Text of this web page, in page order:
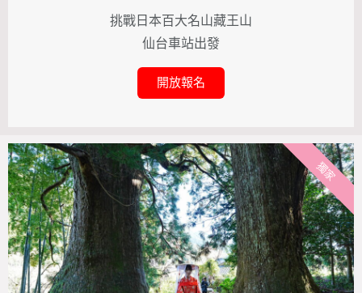
挑戰日本百大名山藏王山
仙台車站出發
開放報名
獨家